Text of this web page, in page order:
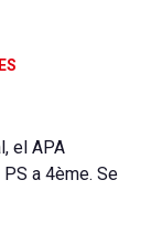
el APA
a 4ème. Se